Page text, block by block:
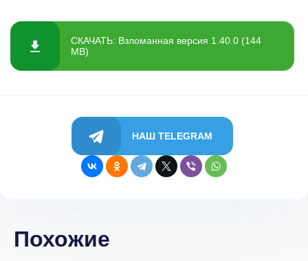
СКАЧАТЬ: Взломанная версия 1.40.0 (144
MB)
НАШ TELEGRAM
Похожие